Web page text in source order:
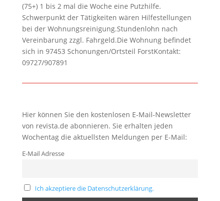
(75+) 1 bis 2 mal die Woche eine Putzhilfe.
Schwerpunkt der Tätigkeiten wären Hilfestellungen
bei der Wohnungsreinigung.Stundenlohn nach
Vereinbarung zzgl. Fahrgeld.Die Wohnung befindet
sich in 97453 Schonungen/Ortsteil ForstKontakt:
09727/907891
Hier können Sie den kostenlosen E-Mail-Newsletter
von revista.de abonnieren. Sie erhalten jeden
Wochentag die aktuellsten Meldungen per E-Mail:
E-Mail Adresse
Ich akzeptiere die Datenschutzerklärung.